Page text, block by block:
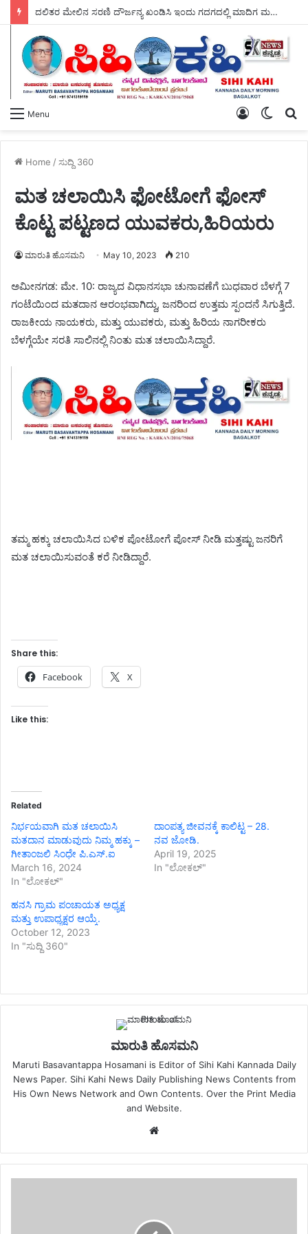
ದಲಿತರ ಮೇಲಿನ ಸರಣಿ ದೌರ್ಜನ್ಯ ಖಂಡಿಸಿ ಇಂದು ಗದಗದಲ್ಲಿ ಮಾದಿಗ ಮಹಾ ಸಭಾದ ವತಿಯಿಂದ – ಬೃಹತ್ ಪ್ರತಿಭಟನೆ.
Menu
Switch
Log
Home /ಸುದ್ದಿ 360
ಮತ ಚಲಾಯಿಸಿ ಫೋಟೋಗೆ ಫೋಸ್
ಕೊಟ್ಟ ಪಟ್ಟಣದ ಯುವಕರು,ಹಿರಿಯರು
ಮಾರುತಿ ಹೊಸಮನಿ May 10, 2023 210
ಅಮೀನಗಡ: ಮೇ. 10: ರಾಜ್ಯದ ವಿಧಾನಸಭಾ ಚುನಾವಣೆಗೆ ಬುಧವಾರ ಬೆಳಗ್ಗೆ 7
ಗಂಟೆಯಿಂದ ಮತದಾನ ಆರಂಭವಾಗಿದ್ದು, ಜನರಿಂದ ಉತ್ತಮ ಸ್ಪಂದನೆ ಸಿಗುತ್ತಿದೆ.
ರಾಜಕೀಯ ನಾಯಕರು, ಮತ್ತು ಯುವಕರು, ಮತ್ತು ಹಿರಿಯ ನಾಗರೀಕರು
ಬೆಳಗ್ಗೆಯೇ ಸರತಿ ಸಾಲಿನಲ್ಲಿ ನಿಂತು ಮತ ಚಲಾಯಿಸಿದ್ದಾರೆ.
ತಮ್ಮ ಹಕ್ಕು ಚಲಾಯಿಸಿದ ಬಳಿಕ ಪೋಟೋಗೆ ಪೋಸ್ ನೀಡಿ ಮತ್ತಷ್ಟು ಜನರಿಗೆ
ಮತ ಚಲಾಯಿಸುವಂತೆ ಕರೆ ನೀಡಿದ್ದಾರೆ.
Share this:
Facebook X
Like this:
Related
ನಿರ್ಭಯವಾಗಿ ಮತ ಚಲಾಯಿಸಿ
ಮತದಾನ ಮಾಡುವುದು ನಿಮ್ಮ ಹಕ್ಕು –
ಗೀತಾಂಜಲಿ ಸಿಂಧೇ ಪಿ.ಎಸ್.ಐ
March 16, 2024
In "ಲೋಕಲ್"
ದಾಂಪತ್ಯ ಜೀವನಕ್ಕೆ ಕಾಲಿಟ್ಟ – 28.
ನವ ಜೋಡಿ.
April 19, 2025
In "ಲೋಕಲ್"
ಹನಸಿ ಗ್ರಾಮ ಪಂಚಾಯತ ಅಧ್ಯಕ್ಷ
ಮತ್ತು ಉಪಾಧ್ಯಕ್ಷರ ಆಯ್ಕೆ.
October 12, 2023
In "ಸುದ್ದಿ 360"
ಮಾರುತಿ ಹೊಸಮನಿ
Maruti Basavantappa Hosamani is Editor of Sihi Kahi Kannada Daily
News Paper. Sihi Kahi News Daily Publishing News Contents from
His Own News Network and Own Contents. Over the Print Media
and Website.
Website